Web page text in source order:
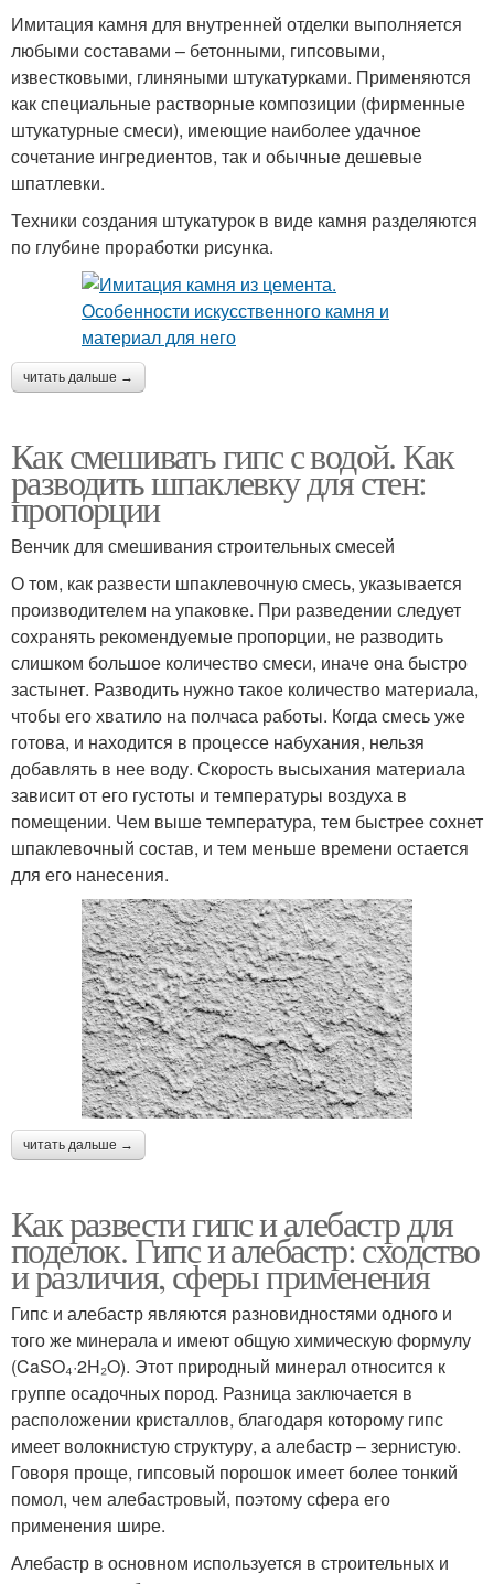
Имитация камня для внутренней отделки выполняется
любыми составами – бетонными, гипсовыми,
известковыми, глиняными штукатурками. Применяются
как специальные растворные композиции (фирменные
штукатурные смеси), имеющие наиболее удачное
сочетание ингредиентов, так и обычные дешевые
шпатлевки.
Техники создания штукатурок в виде камня разделяются
по глубине проработки рисунка.
читать дальше →
Как смешивать гипс с водой. Как
разводить шпаклевку для стен:
пропорции
Венчик для смешивания строительных смесей
О том, как развести шпаклевочную смесь, указывается
производителем на упаковке. При разведении следует
сохранять рекомендуемые пропорции, не разводить
слишком большое количество смеси, иначе она быстро
застынет. Разводить нужно такое количество материала,
чтобы его хватило на полчаса работы. Когда смесь уже
готова, и находится в процессе набухания, нельзя
добавлять в нее воду. Скорость высыхания материала
зависит от его густоты и температуры воздуха в
помещении. Чем выше температура, тем быстрее сохнет
шпаклевочный состав, и тем меньше времени остается
для его нанесения.
читать дальше →
Как развести гипс и алебастр для
поделок. Гипс и алебастр: сходство
и различия, сферы применения
Гипс и алебастр являются разновидностями одного и
того же минерала и имеют общую химическую формулу
(CaSO₄·2H₂O). Этот природный минерал относится к
группе осадочных пород. Разница заключается в
расположении кристаллов, благодаря которому гипс
имеет волокнистую структуру, а алебастр – зернистую.
Говоря проще, гипсовый порошок имеет более тонкий
помол, чем алебастровый, поэтому сфера его
применения шире.
Алебастр в основном используется в строительных и